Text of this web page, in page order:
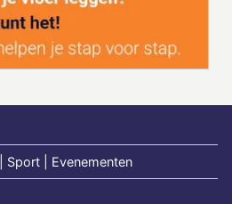
Sport | Evenementen